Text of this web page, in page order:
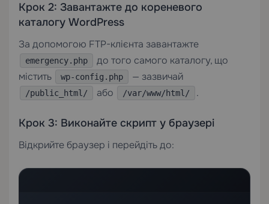
Крок 2: Завантажте до кореневого
каталогу WordPress
За допомогою FTP-клієнта завантажте
emergency.php
до того самого каталогу, що
містить
wp-config.php — зазвичай
/public_html/ або /var/www/html/ .
Крок 3: Виконайте скрипт у браузері
Відкрийте браузер і перейдіть до: